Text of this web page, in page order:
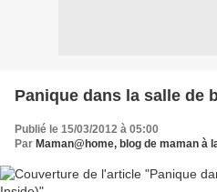
Panique dans la salle de
Publié le 15/03/2012 à 05:00
Par Maman@home, blog de maman à